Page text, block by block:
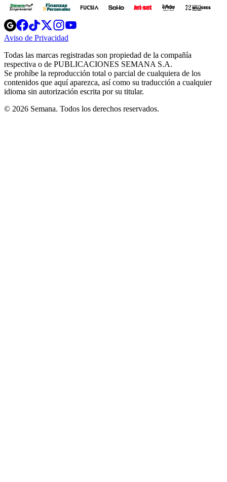
Opens
in
new
Opens
in
new
Opens
in
new
window
Opens
new
windowwindow
Aviso de Privacidad
new
window
Todas las marcas registradas son propiedad de la compañía
respectiva o de PUBLICACIONES SEMANA S.A.
Se prohíbe la reproducción total o parcial de cualquiera de los
contenidos que aquí aparezca, así como su traducción a cualquier
idioma sin autorización escrita por su titular.
© 2026 Semana. Todos los derechos reservados.